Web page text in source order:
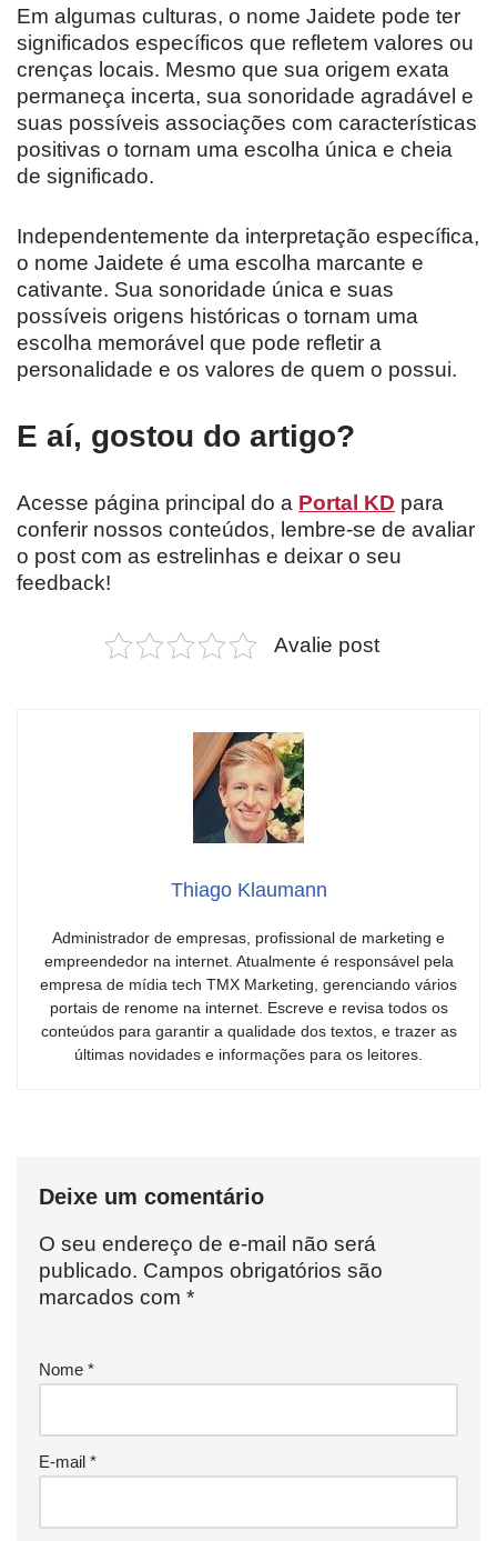
Em algumas culturas, o nome Jaidete pode ter
significados específicos que refletem valores ou
crenças locais. Mesmo que sua origem exata
permaneça incerta, sua sonoridade agradável e
suas possíveis associações com características
positivas o tornam uma escolha única e cheia
de significado.
Independentemente da interpretação específica,
o nome Jaidete é uma escolha marcante e
cativante. Sua sonoridade única e suas
possíveis origens históricas o tornam uma
escolha memorável que pode refletir a
personalidade e os valores de quem o possui.
E aí, gostou do artigo?
Acesse página principal do a Portal KD para
conferir nossos conteúdos, lembre-se de avaliar
o post com as estrelinhas e deixar o seu
feedback!
Avalie post
Thiago Klaumann
Administrador de empresas, profissional de marketing e
empreendedor na internet. Atualmente é responsável pela
empresa de mídia tech TMX Marketing, gerenciando vários
portais de renome na internet. Escreve e revisa todos os
conteúdos para garantir a qualidade dos textos, e trazer as
últimas novidades e informações para os leitores.
Deixe um comentário
O seu endereço de e-mail não será
publicado. Campos obrigatórios são
marcados com *
Nome *
E-mail *